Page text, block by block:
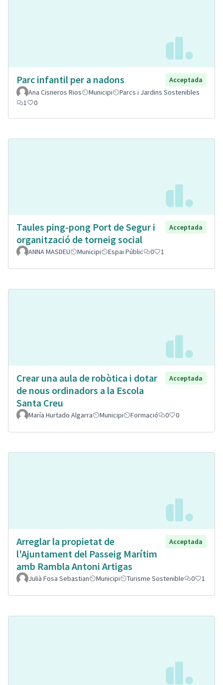
Parc infantil per a nadons
Acceptada
Ana Cisneros Rios
Municipi
Parcs i Jardins Sostenibles
1
0
Taules ping-pong Port de Segur i
organització de torneig social
Acceptada
ANNA MASDEU Municipi Espai Públic 0 1
Crear una aula de robòtica i dotar
de nous ordinadors a la Escola
Santa Creu
Acceptada
María Hurtado Algarra Municipi Formació 0 0
Arreglar la propietat de
l'Ajuntament del Passeig Marítim
amb Rambla Antoni Artigas
Acceptada
Julià Fosa Sebastian Municipi Turisme Sostenible 0 1